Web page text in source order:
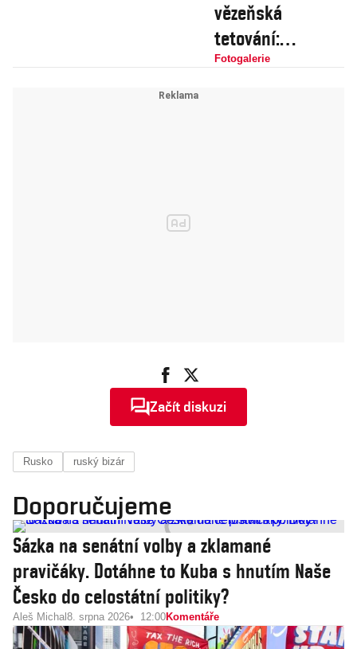
vězeňská
tetování:
Symboly pro
Fotogalerie
Začít diskuzi
Rusko ruský bizár
Doporučujeme
Sázka na senátní volby a zklamané
pravičáky. Dotáhne to Kuba s hnutím Naše
Česko do celostátní politiky?
Aleš Michal 8. srpna 2026 12:00Komentáře